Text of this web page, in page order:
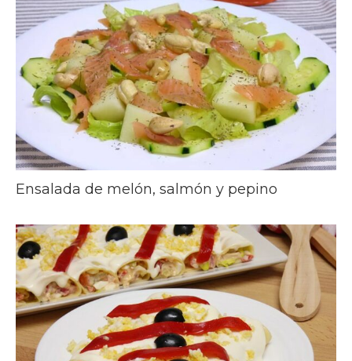
Ensalada de melón, salmón y pepino